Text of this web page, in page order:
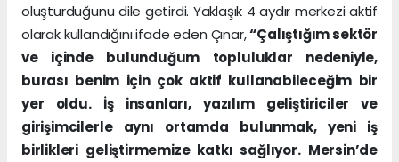
oluşturduğunu dile getirdi. Yaklaşık 4 aydır merkezi aktif
olarak kullandığını ifade eden Çınar,“Çalıştığım sektör
ve içinde bulunduğum topluluklar nedeniyle,
burası benim için çok aktif kullanabileceğim bir
yer oldu. İş insanları, yazılım geliştiriciler ve
girişimcilerle aynı ortamda bulunmak, yeni iş
birlikleri geliştirmemize katkı sağlıyor. Mersin’de